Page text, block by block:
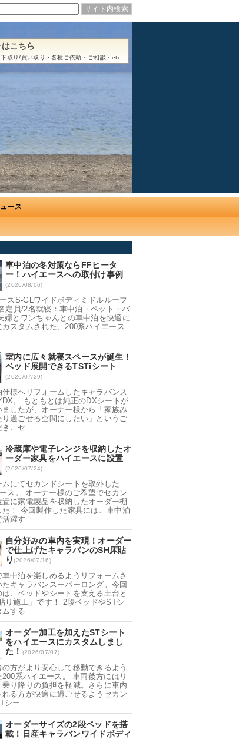
こちら
取り/買い取り・各種ご依頼・ご相談・etc...
ース
車中泊の冬対策ならFFヒータ
ー！ハイエースへの取付け事例
(2026/08/06)
スS-GLワイドボディミドルルーフ
定員/2名就寝：車中泊・ペット・バ
婦とワンちゃんとの車中泊を快適に
スタムされた、200系ハイエース
室内に広々就寝スペースが誕生！
ベッド展開できるTSTiシート
(2026/07/29)
様へリフォームしたキャラバンス
DX。 もともとは純正のDXシートが
したが、オーナー様から「家族み
り過ごせる空間にしたい」というご
、セ
冷蔵庫や電子レンジを収納したオ
ーダー家具をハイエースに設置
(2026/07/24)
ムにてセカンドシートを取外した
ス。 オーナー様のご希望でセカン
置に家電製品を収納したオーダー棚
た！ 今回製作した家具には、車中泊
躍す
自分好みの車内を実現！オーダー
で仕上げたキャラバンのSH床貼
り(2026/07/16)
中泊を楽しめるようリフォームさ
キャラバンスーパーロング。今回
、ベッドやシートを支える土台と
り施工」です！ 2段ベッドやSTシ
ムする
オーダー加工を加えたSTシート
をハイエースにカスタムしまし
た！ (2026/07/07)
方がより安心して移動できるよう
系ハイエース。 車両後方にはリ
乗り降りの負担を軽減。さらに車内
れる方が快適に過ごせるようセカン
シー
オーダーサイズの2段ベッドを搭
載！日産キャラバンワイドボディ